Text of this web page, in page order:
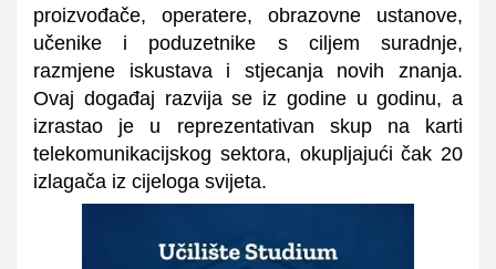
proizvođače, operatere, obrazovne ustanove,
učenike i poduzetnike s ciljem suradnje,
razmjene iskustava i stjecanja novih znanja.
Ovaj događaj razvija se iz godine u godinu, a
izrastao je u reprezentativan skup na karti
telekomunikacijskog sektora, okupljajući čak 20
izlagača iz cijeloga svijeta.